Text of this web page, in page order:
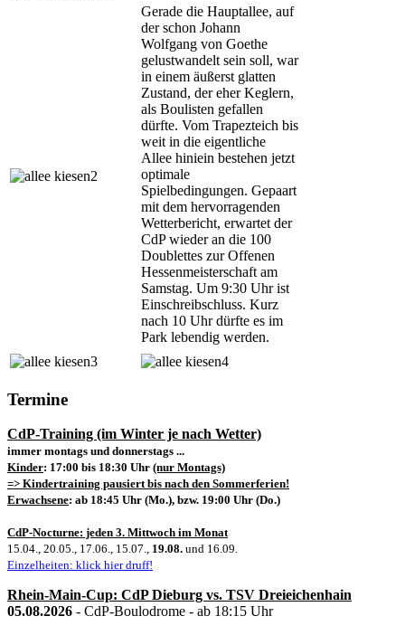
Gerade die Hauptallee, auf
der schon Johann
Wolfgang von Goethe
gelustwandelt sein soll, war
in einem äußerst glatten
Zustand, der eher Keglern,
als Boulisten gefallen
dürfte. Vom Trapezteich bis
weit in die eigentliche
Allee hiniein bestehen jetzt
optimale
Spielbedingungen. Gepaart
mit dem hervorragenden
Wetterbericht, erwartet der
CdP wieder an die 100
Doublettes zur Offenen
Hessenmeisterschaft am
Samstag. Um 9:30 Uhr ist
Einschreibschluss. Kurz
nach 10 Uhr dürfte es im
Park lebendig werden.
Termine
CdP-Training (im Winter je nach Wetter)
immer montags und donnerstags ...
Kinder: 17:00 bis 18:30 Uhr (nur Montags)
=> Kindertraining pausiert bis nach den Sommerferien!
Erwachsene: ab 18:45 Uhr (Mo.), bzw. 19:00 Uhr (Do.)
CdP-Nocturne: jeden 3. Mittwoch im Monat
15.04., 20.05., 17.06., 15.07., 19.08. und 16.09.
Einzelheiten: klick hier druff!
Rhein-Main-Cup: CdP Dieburg vs. TSV Dreieichenhain
05.08.2026 - CdP-Boulodrome - ab 18:15 Uhr